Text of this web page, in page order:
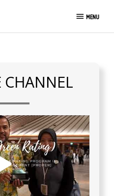
MENU
MENU
CHANNEL